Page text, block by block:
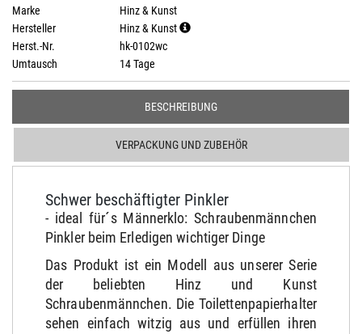
Marke
Hinz & Kunst
Hersteller
Hinz & Kunst
Herst.-Nr.
hk-0102wc
Umtausch
14 Tage
BESCHREIBUNG
VERPACKUNG UND ZUBEHÖR
Schwer beschäftigter Pinkler
- ideal für´s Männerklo: Schraubenmännchen
Pinkler beim Erledigen wichtiger Dinge
Das Produkt ist ein Modell aus unserer Serie
der beliebten Hinz und Kunst
Schraubenmännchen. Die Toilettenpapierhalter
sehen einfach witzig aus und erfüllen ihren